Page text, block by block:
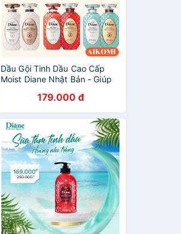
Dầu Gội Tinh Dầu Cao Cấp
Moist Diane Nhật Bản - Giúp
bồng bềnh, quyến rũ 450ml (
chính hãng )
179.000 đ